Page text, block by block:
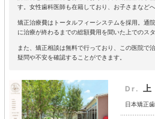
す。女性歯科医師も在籍しており、お子さまなど
矯正治療費はトータルフィーシステムを採用。通
に治療が終わるまでの総額費用を聞いた上でのス
また、矯正相談は無料で行っており、この医院で
疑問や不安を確認することができます。
Dr.
日本矯正